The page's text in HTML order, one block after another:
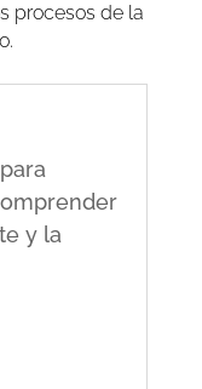
procesos de la
y la